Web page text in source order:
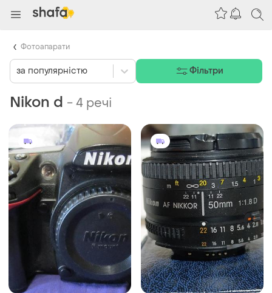
Nikon d -4 речі
за популярністю Фільтри
Фотоапарати